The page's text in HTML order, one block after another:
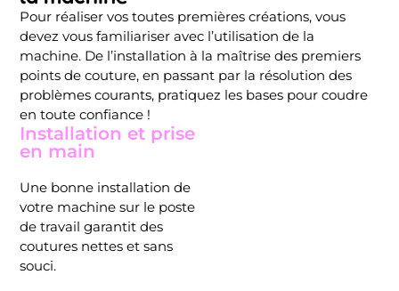
Pour réaliser vos toutes premières créations, vous
devez vous familiariser avec l’utilisation de la
machine. De l’installation à la maîtrise des premiers
points de couture, en passant par la résolution des
problèmes courants, pratiquez les bases pour coudre
en toute confiance !
Installation et prise
en main
Une bonne installation de
votre machine sur le poste
de travail garantit des
coutures nettes et sans
souci.